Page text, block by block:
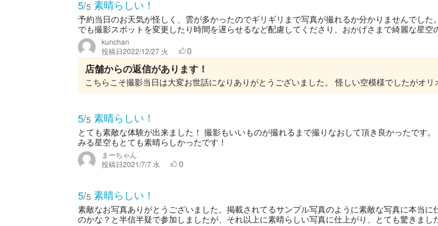
5/5 素晴らしい！
予約当日のお天気が怪しく、雲が多かったのでギリギリまで写真が撮れるか分かりませんでした
でも撮影スポットを変更したり時間を遅らせるなど配慮してくださり、おかげさまで綺麗な星空
kunchan
投稿日2022/12/27 火 0
店舗からの返信があります！
5/5 素晴らしい！
とても素敵な体験が出来ました！ 撮影もいいものが撮れるまで撮りなおして頂き良かったです
みる星空もとても素晴らしかったです！
まーちゃん
投稿日2021/7/7 水 0
5/5 素晴らしい！
素敵なお写真ありがとうございました。掲載されてるサンプル写真のように素敵な写真に本当に
のかな？と半信半疑で参加しましたが、それ以上に素晴らしい写真に仕上がり、とても驚きまし